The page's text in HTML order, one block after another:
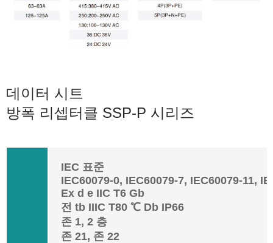
데이터 시트
방폭 리셉터클 SSP-P 시리즈
IEC 표준
IEC60079-0, IEC60079-7, IEC60079-11,
Ex d e IIC T6 Gb
전 tb IIIC T80 ℃ Db IP66
존 1, 2 층
존 21, 존 22